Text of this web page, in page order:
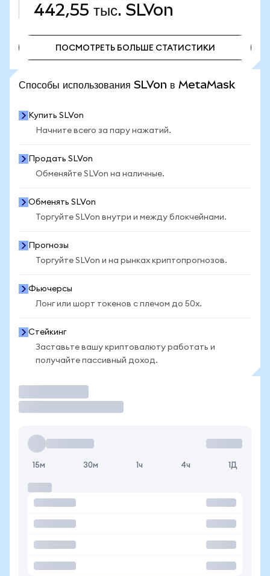
442,55 тыс. SLVon
ПОСМОТРЕТЬ БОЛЬШЕ СТАТИСТИКИ
Способы использования SLVon в MetaMask
Купить SLVon
Начните всего за пару нажатий.
Продать SLVon
Обменяйте SLVon на наличные.
Обменять SLVon
Торгуйте SLVon внутри и между блокчейнами.
Прогнозы
Торгуйте SLVon и на рынках криптопрогнозов.
Фьючерсы
Лонг или шорт токенов с плечом до 50x.
Стейкинг
Заставьте вашу криптовалюту работать и
получайте пассивный доход.
15м 30м 1ч 4ч 1Д